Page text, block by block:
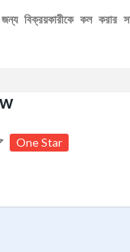
জন্য বিক্রয়কারীকে কল
One Star